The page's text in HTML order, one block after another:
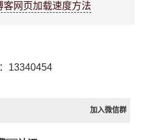
网页加载速度方法
13340454
加入微信群